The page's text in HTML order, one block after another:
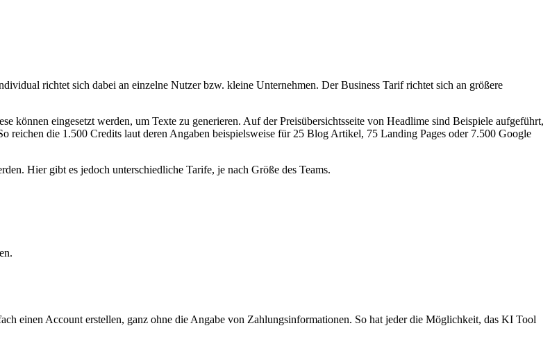
richtet sich dabei an einzelne Nutzer bzw. kleine Unternehmen. Der Business Tarif richtet sich an größere
eingesetzt werden, um Texte zu generieren. Auf der Preisübersichtsseite von Headlime sind Beispiele aufgeführt,
reichen die 1.500 Credits laut deren Angaben beispielsweise für 25 Blog Artikel, 75 Landing Pages oder 7.500 Google
Hier gibt es jedoch unterschiedliche Tarife, je nach Größe des Teams.
einen Account erstellen, ganz ohne die Angabe von Zahlungsinformationen. So hat jeder die Möglichkeit, das KI Tool